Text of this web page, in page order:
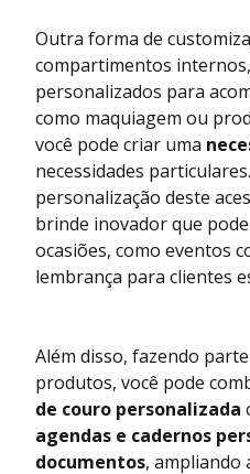
Outra forma de
compartimentos
personalizados para
como maquiagem ou
você pode criar uma
necessidades
personalização deste
brinde inovador que
ocasiões, como eventos
lembrança para clientes
Além disso, fazendo
produtos, você pode
de couro personalizada
agendas e cadernos
documentos, ampliando